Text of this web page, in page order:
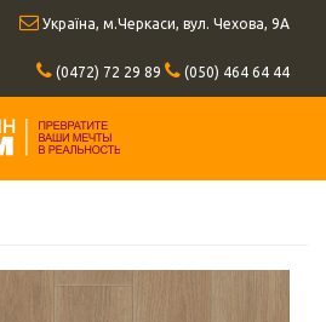
Україна, м.Черкаси, вул. Чехова, 9А
(0472) 72 29 89 (050) 464 64 44